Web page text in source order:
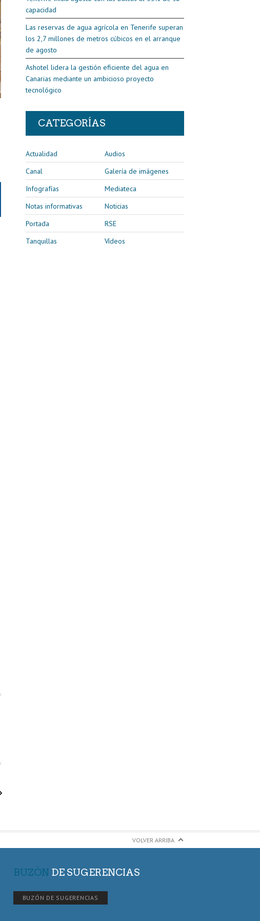
capacidad
Las reservas de agua agrícola en Tenerife superan
los 2,7 millones de metros cúbicos en el arranque
de agosto
Ashotel lidera la gestión eficiente del agua en
Canarias mediante un ambicioso proyecto
tecnológico
CATEGORÍAS
Actualidad
Audios
Canal
Galería de imágenes
Infografías
Mediateca
Notas informativas
Noticias
Portada
RSE
Tanquillas
Vídeos
VOLVER ARRIBA
BUZÓN DE SUGERENCIAS
BUZÓN DE SUGERENCIAS